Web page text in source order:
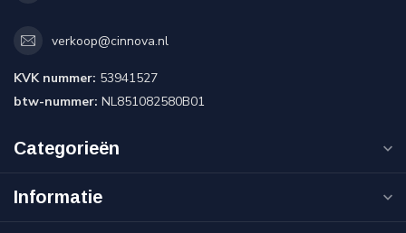
verkoop@cinnova.nl
KVK nummer: 53941527
btw-nummer: NL851082580B01
Categorieën
Informatie